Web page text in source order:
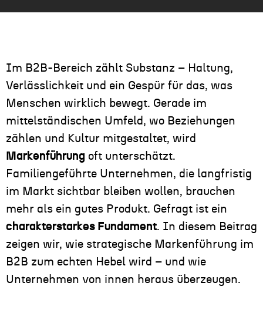
Im B2B-Bereich zählt Substanz – Haltung,
Verlässlichkeit und ein Gespür für das, was
Menschen wirklich bewegt. Gerade im
mittelständischen Umfeld, wo Beziehungen
zählen und Kultur mitgestaltet, wird
Markenführung oft unterschätzt.
Familiengeführte Unternehmen, die langfristig
im Markt sichtbar bleiben wollen, brauchen
mehr als ein gutes Produkt. Gefragt ist ein
charakterstarkes Fundament. In diesem Beitrag
zeigen wir, wie strategische Markenführung im
B2B zum echten Hebel wird – und wie
Unternehmen von innen heraus überzeugen.